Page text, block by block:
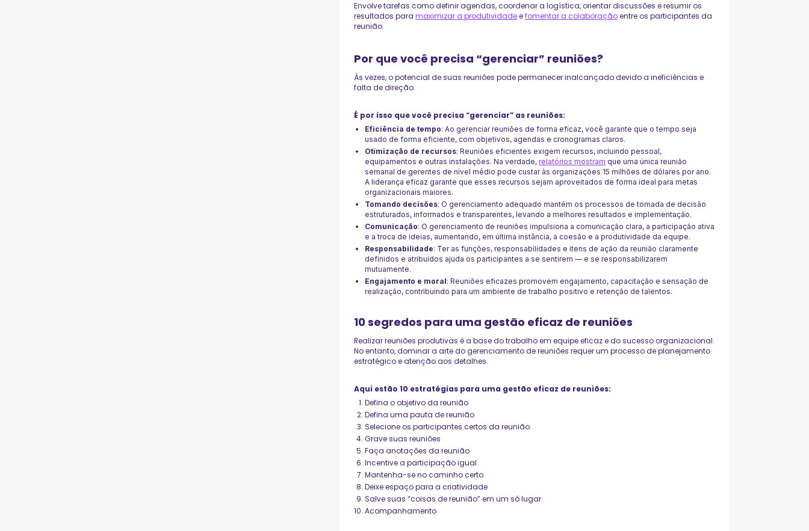
Envolve tarefas como definir agendas, coordenar a logística, orientar discussões e resumir os
resultados paramaximizar a produtividadeefomentar a colaboraçãoentre os participantes da
reunião.
Por que você precisa “gerenciar” reuniões?
Às vezes, o potencial de suas reuniões pode permanecer inalcançado devido a ineficiências e
falta de direção.
É por isso que você precisa “gerenciar” as reuniões:
Eficiência de tempo: Ao gerenciar reuniões de forma eficaz, você garante que o tempo seja
usado de forma eficiente, com objetivos, agendas e cronogramas claros.
Otimização de recursos: Reuniões eficientes exigem recursos, incluindo pessoal,
equipamentos e outras instalações. Na verdade,relatórios mostram que uma única reunião
semanal de gerentes de nível médio pode custar às organizações 15 milhões de dólares por ano.
A liderança eficaz garante que esses recursos sejam aproveitados de forma ideal para metas
organizacionais maiores.
Tomando decisões: O gerenciamento adequado mantém os processos de tomada de decisão
estruturados, informados e transparentes, levando a melhores resultados e implementação.
Comunicação: O gerenciamento de reuniões impulsiona a comunicação clara, a participação ativa
e a troca de ideias, aumentando, em última instância, a coesão e a produtividade da equipe.
Responsabilidade: Ter as funções, responsabilidades e itens de ação da reunião claramente
definidos e atribuídos ajuda os participantes a se sentirem — e se responsabilizarem
mutuamente.
Engajamento e moral: Reuniões eficazes promovem engajamento, capacitação e sensação de
realização, contribuindo para um ambiente de trabalho positivo e retenção de talentos.
10 segredos para uma gestão eficaz de reuniões
Realizar reuniões produtivas é a base do trabalho em equipe eficaz e do sucesso organizacional.
No entanto, dominar a arte do gerenciamento de reuniões requer um processo de planejamento
estratégico e atenção aos detalhes.
Aqui estão 10 estratégias para uma gestão eficaz de reuniões:
Defina o objetivo da reunião
Defina uma pauta de reunião
Selecione os participantes certos da reunião
Grave suas reuniões
Faça anotações da reunião
Incentive a participação igual
Mantenha-se no caminho certo
Deixe espaço para a criatividade
Salve suas “coisas de reunião” em um só lugar
Acompanhamento